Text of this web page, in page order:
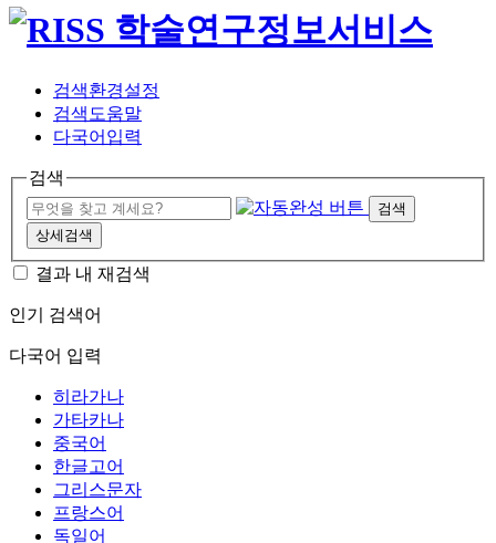
검색환경설정
검색도움말
다국어입력
검색
검색
상세검색
결과 내 재검색
인기 검색어
다국어 입력
히라가나
가타카나
중국어
한글고어
그리스문자
프랑스어
독일어